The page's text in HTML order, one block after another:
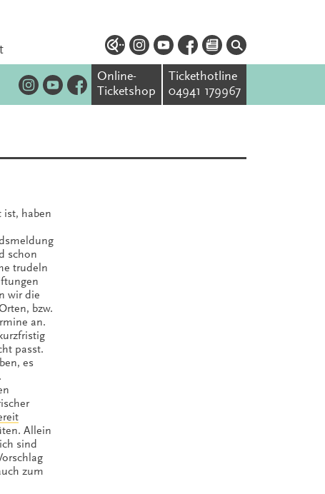
Online-
Ticketshop
Tickethotline
04941 179967
ist, haben
schon
trudeln
wir die
bzw.
an.
passt.
es
Allein
sind
zum